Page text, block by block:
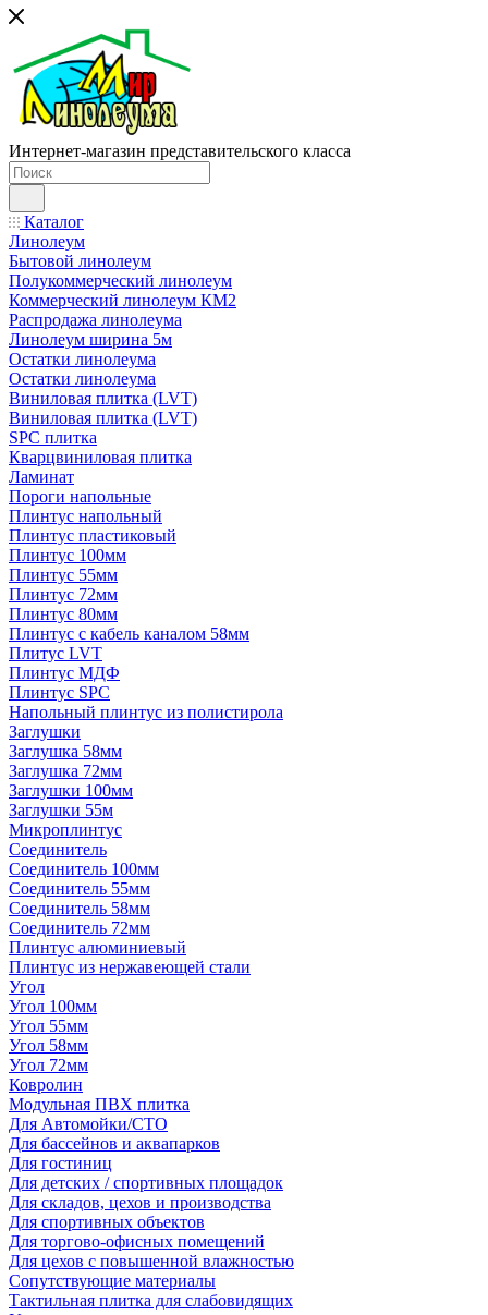
Интернет-магазин представительского класса
Каталог
Линолеум
Бытовой линолеум
Полукоммерческий линолеум
Коммерческий линолеум КМ2
Распродажа линолеума
Линолеум ширина 5м
Остатки линолеума
Остатки линолеума
Виниловая плитка (LVT)
Виниловая плитка (LVT)
SPC плитка
Кварцвиниловая плитка
Ламинат
Пороги напольные
Плинтус напольный
Плинтус пластиковый
Плинтус 100мм
Плинтус 55мм
Плинтус 72мм
Плинтус 80мм
Плинтус с кабель каналом 58мм
Плитус LVT
Плинтус МДФ
Плинтус SPC
Напольный плинтус из полистирола
Заглушки
Заглушка 58мм
Заглушка 72мм
Заглушки 100мм
Заглушки 55м
Микроплинтус
Соединитель
Соединитель 100мм
Соединитель 55мм
Соединитель 58мм
Соединитель 72мм
Плинтус алюминиевый
Плинтус из нержавеющей стали
Угол
Угол 100мм
Угол 55мм
Угол 58мм
Угол 72мм
Ковролин
Модульная ПВХ плитка
Для Автомойки/СТО
Для бассейнов и аквапарков
Для гостиниц
Для детских / спортивных площадок
Для складов, цехов и производства
Для спортивных объектов
Для торгово-офисных помещений
Для цехов с повышенной влажностью
Сопутствующие материалы
Тактильная плитка для слабовидящих